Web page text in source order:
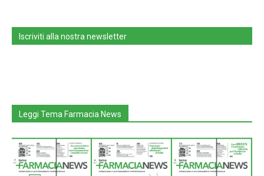
Iscriviti alla nostra newsletter
Leggi Tema Farmacia News